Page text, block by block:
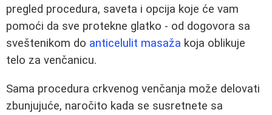
pregled procedura, saveta i opcija koje će vam
pomoći da sve protekne glatko - od dogovora sa
sveštenikom do anticelulit masaža koja oblikuje
telo za venčanicu.
Sama procedura crkvenog venčanja može delovati
zbunjujuće, naročito kada se susretnete sa